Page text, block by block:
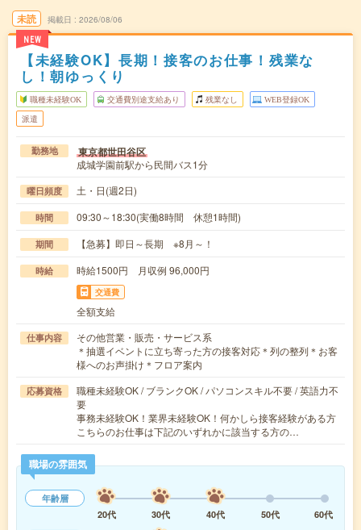
未読
NEW
掲載日 2026/08/06
【未経験OK】長期！接客のお仕事！残業な
し！朝ゆっくり
職種未経験OK 交通費別途支給あり 残業なし WEB登録OK
派遣
勤務地 東京都世田谷区
成城学園前駅から民間バス1分
曜日頻度 土・日(週2日)
時間 09:30～18:30(実働8時間 休憩1時間)
期間 【急募】即日～長期 ※8月～！
時給 時給1500円 月収例 96,000円
交通費
全額支給
仕事内容
その他営業・販売・サービス系
＊抽選イベントに立ち寄った方の接客対応＊列の整列＊お客
様へのお声掛け＊フロア案内
応募資格
職種未経験OK / ブランクOK / パソコンスキル不要 / 英語力不
要
事務未経験OK！業界未経験OK！何かしら接客経験がある方
こちらのお仕事は下記のいずれかに該当する方の…
職場の雰囲気
年齢層
20代
30代 40代 50代
60代